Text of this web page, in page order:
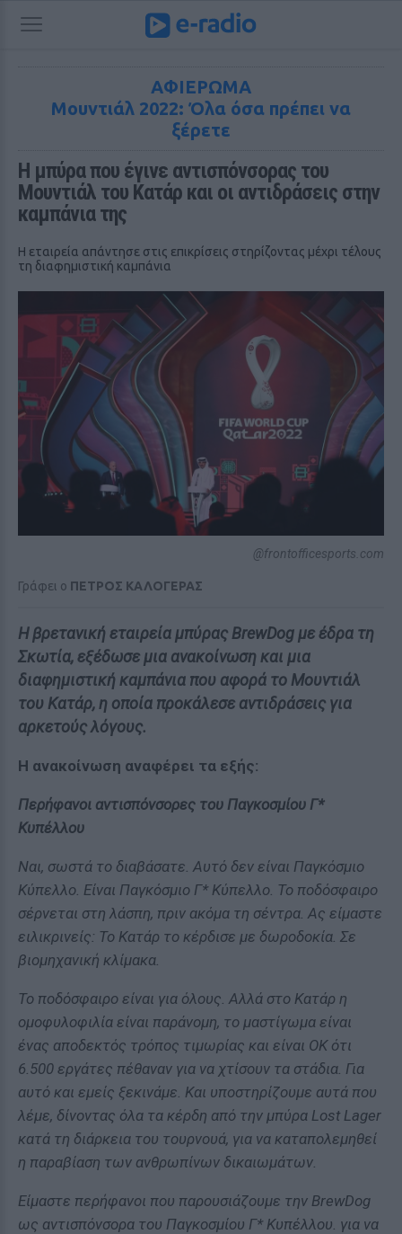
ΑΦΙΕΡΩΜΑ
Μουντιάλ 2022: Όλα όσα πρέπει να
ξέρετε
Η μπύρα που έγινε αντισπόνσορας του
Μουντιάλ του Κατάρ και οι αντιδράσεις στην
καμπάνια της
Η εταιρεία απάντησε στις επικρίσεις στηρίζοντας μέχρι τέλους
τη διαφημιστική καμπάνια
@frontofficesports.com
Γράφει ο ΠΕΤΡΟΣ ΚΑΛΟΓΕΡΑΣ
Η βρετανική εταιρεία μπύρας BrewDog με έδρα τη
Σκωτία, εξέδωσε μια ανακοίνωση και μια
διαφημιστική καμπάνια που αφορά το Μουντιάλ
του Κατάρ, η οποία προκάλεσε αντιδράσεις για
αρκετούς λόγους.
Η ανακοίνωση αναφέρει τα εξής:
Περήφανοι αντισπόνσορες του Παγκοσμίου Γ*
Κυπέλλου
Ναι, σωστά το διαβάσατε. Αυτό δεν είναι Παγκόσμιο
Κύπελλο. Είναι Παγκόσμιο Γ* Κύπελλο. Το ποδόσφαιρο
σέρνεται στη λάσπη, πριν ακόμα τη σέντρα. Ας είμαστε
ειλικρινείς: Το Κατάρ το κέρδισε με δωροδοκία. Σε
βιομηχανική κλίμακα.
Το ποδόσφαιρο είναι για όλους. Αλλά στο Κατάρ η
ομοφυλοφιλία είναι παράνομη, το μαστίγωμα είναι
ένας αποδεκτός τρόπος τιμωρίας και είναι ΟΚ ότι
6.500 εργάτες πέθαναν για να χτίσουν τα στάδια. Για
αυτό και εμείς ξεκινάμε. Και υποστηρίζουμε αυτά που
λέμε, δίνοντας όλα τα κέρδη από την μπύρα Lost Lager
κατά τη διάρκεια του τουρνουά, για να καταπολεμηθεί
η παραβίαση των ανθρωπίνων δικαιωμάτων.
Είμαστε περήφανοι που παρουσιάζουμε την BrewDog
ως αντισπόνσορα του Παγκοσμίου Γ* Κυπέλλου. για να